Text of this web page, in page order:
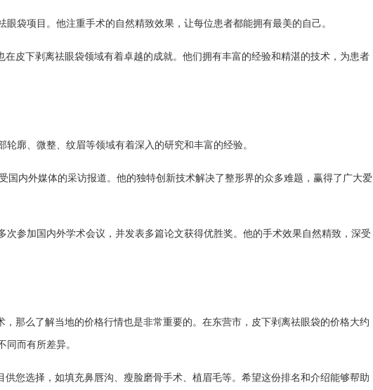
袋项目。他注重手术的自然精致效果，让每位患者都能拥有最美的自己。
皮下剥离祛眼袋领域有着卓越的成就。他们拥有丰富的经验和精湛的技术，为患者
廓、微整、纹眉等领域有着深入的研究和丰富的经验。
国内外媒体的采访报道。他的独特创新技术解决了整形界的众多难题，赢得了广大爱
参加国内外学术会议，并发表多篇论文获得优胜奖。他的手术效果自然精致，深受
那么了解当地的价格行情也是非常重要的。在东营市，皮下剥离祛眼袋的价格大约
而有所差异。
您选择，如填充鼻唇沟、瘦脸磨骨手术、植眉毛等。希望这份排名和介绍能够帮助